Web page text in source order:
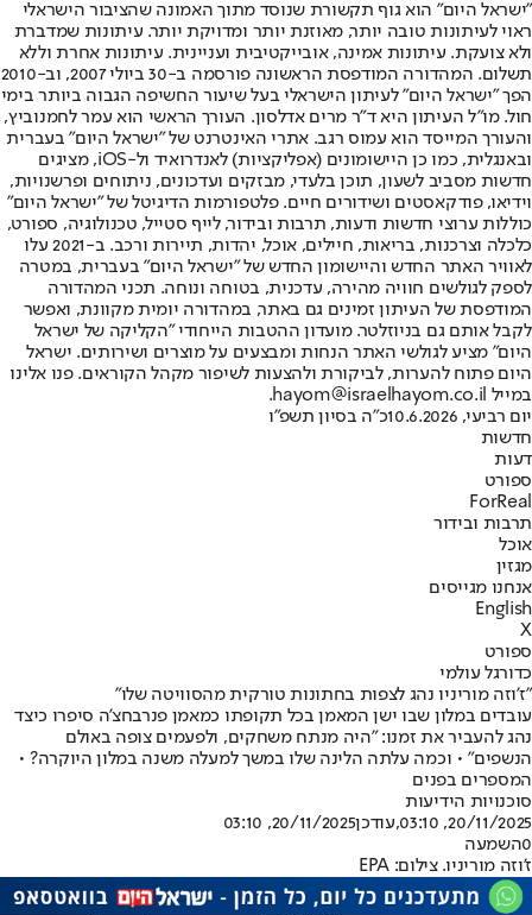
"ישראל היום" הוא גוף תקשורת שנוסד מתוך האמונה שהציבור הישראלי
ראוי לעיתונות טובה יותר, מאוזנת יותר ומדויקת יותר. עיתונות שמדברת
ולא צועקת. עיתונות אמינה, אובייקטיבית ועניינית. עיתונות אחרת וללא
תשלום. המהדורה המודפסת הראשונה פורסמה ב-30 ביולי 2007, וב-2010
הפך "ישראל היום" לעיתון הישראלי בעל שיעור החשיפה הגבוה ביותר בימי
חול. מו"ל העיתון היא ד"ר מרים אדלסון. העורך הראשי הוא עמר לחמנוביץ,
והעורך המייסד הוא עמוס רגב. אתרי האינטרנט של "ישראל היום" בעברית
ובאנגלית, כמו כן היישומונים (אפליקציות) לאנדרואיד ול-iOS, מציגים
חדשות מסביב לשעון, תוכן בלעדי, מבזקים ועדכונים, ניתוחים ופרשנויות,
וידיאו, פודקאסטים ושידורים חיים. פלטפורמות הדיגיטל של "ישראל היום"
כוללות ערוצי חדשות ודעות, תרבות ובידור, לייף סטייל, טכנולוגיה, ספורט,
כלכלה וצרכנות, בריאות, חיילים, אוכל, יהדות, תיירות ורכב. ב-2021 עלו
לאוויר האתר החדש והיישומון החדש של "ישראל היום" בעברית, במטרה
לספק לגולשים חוויה מהירה, עדכנית, בטוחה ונוחה. תכני המהדורה
המודפסת של העיתון זמינים גם באתר, במהדורה יומית מקוונת, ואפשר
לקבל אותם גם בניוזלטר. מועדון ההטבות הייחודי "הקליקה של ישראל
היום" מציע לגולשי האתר הנחות ומבצעים על מוצרים ושירותים. ישראל
היום פתוח להערות, לביקורת ולהצעות לשיפור מקהל הקוראים. פנו אלינו
במייל hayom@israelhayom.co.il.
יום רביעי, 10.6.2026
כ"ה בסיון תשפ"ו
חדשות
דעות
ספורט
ForReal
תרבות ובידור
אוכל
מגזין
אנחנו מגייסים
English
X
ספורט
כדורגל עולמי
"ז'וזה מוריניו נהג לצפות בחתונות טורקית מהסוויטה שלו"
עובדים במלון שבו ישן המאמן בכל תקופתו כמאמן פנרבחצ'ה סיפרו כיצד
נהג להעביר את זמנו: "היה מנתח משחקים, ולפעמים צופה באולם
הנשפים" • וכמה עלתה הלינה שלו במשך למעלה משנה במלון היוקרה? •
המספרים בפנים
סוכנויות הידיעות
20/11/2025, 03:10
,עודכן20/11/2025, 03:10
0השמעה
ז'וזה מוריניו. צילום: EPA